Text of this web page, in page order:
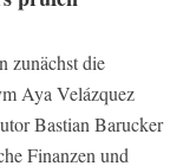
zunächst die
Aya Velázquez
Bastian Barucker
Finanzen und